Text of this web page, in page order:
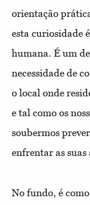
orientação
esta curiosidade
humana. É um
necessidade de
o local onde
e tal como os
soubermos
enfrentar as suas
No fundo, é